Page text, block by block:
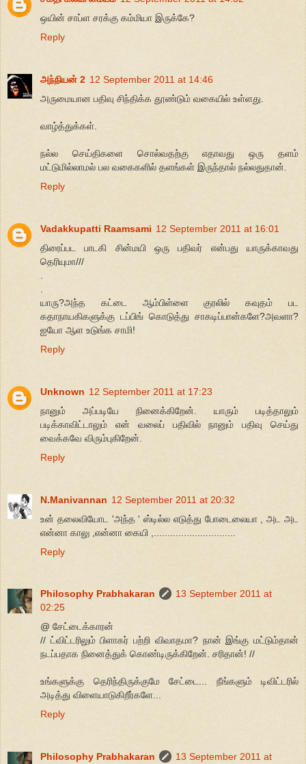
ஒயின் சாப்ள சரக்கு கம்மியா இருக்கே?
Reply
அந்நியன் 2 12 September 2011 at 14:46
அருமையான பதிவு சிந்திக்க தூண்டும் வகையில் உள்ளது.
வாழ்த்துக்கள்.
நல்ல செய்திகளை சொல்வதற்கு எதாவது ஒரு தளம்
மட்டுமில்லாமல் பல வகைகளில் தளங்கள் இருந்தால் நல்லதுதான்.
Reply
Vadakkupatti Raamsami 12 September 2011 at 16:01
திரைப்பட பாடகி சின்மயி ஒரு பதிவர் என்பது யாருக்காவது
தெரியுமா///
யாரு?அந்த கட்டை ஆம்பிள்ளை குரலில் கவுதம் பட
கதாநாயகிகளுக்கு டப்பிங் கொடுத்து சாகடிப்பான்களே?அவளா?
ஐயோ ஆள உடுங்க சாமி!
Reply
Unknown 12 September 2011 at 17:23
நானும் அப்படியே நினைக்கிறேன். யாரும் படித்தாலும்
படிக்காவிட்டாலும் என் வலைப் பதிவில் நானும் பதிவு செய்து
வைக்கவே விரும்புகிறேன்.
Reply
N.Manivannan 12 September 2011 at 20:32
உன் தலைவியோட 'அந்த ' ஸ்டில்ல எடுத்து போடைலையா , அட அட
என்னா காலு ,என்னா கையி ,..............................
Reply
Philosophy Prabhakaran
13 September 2011 at
02:25
@ சேட்டைக்காரன்
// ட்விட்டரிலும் பிளாகர் பற்றி விவாதமா? நான் இங்கு மட்டும்தான்
நடப்பதாக நினைத்துக் கொண்டிருக்கிறேன். சரிதான்! //
உங்களுக்கு தெரிந்திருக்குமே சேட்டை... நீங்களும் டிவிட்டரில்
அடித்து விளையாடுகிறீர்களே...
Reply
Philosophy Prabhakaran
13 September 2011 at